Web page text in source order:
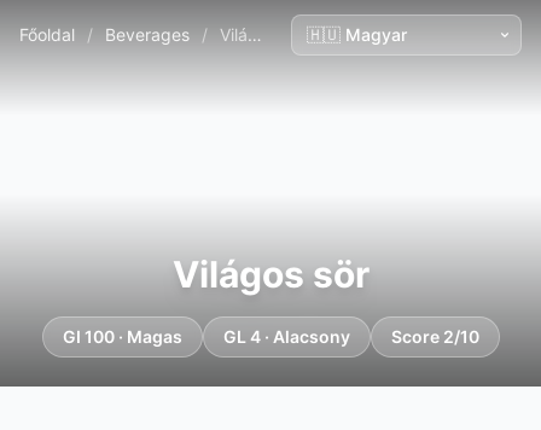
Főoldal / Beverages / Világos sör
Világos sör
GI 100 · Magas GL 4 · Alacsony Score 2/10